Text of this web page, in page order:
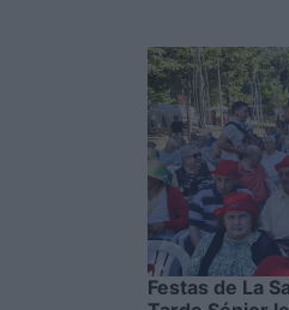
Festas de La